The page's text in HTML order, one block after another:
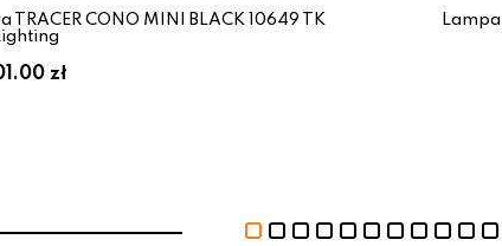
CONO MINI BLACK 10649 TK
zł